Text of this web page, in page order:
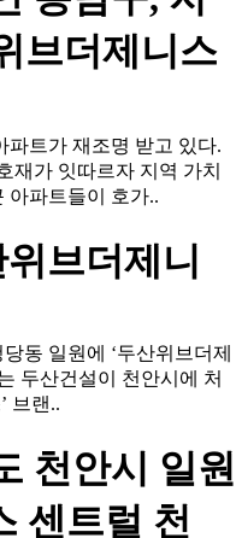
브더제니스
파트가 재조명 받고 있다.
재가 잇따르자 지역 가치
아파트들이 호가..
브더제니
동 일원에 ‘두산위브더제
두산건설이 천안시에 처
브랜..
천안시 일원
센트럴 천